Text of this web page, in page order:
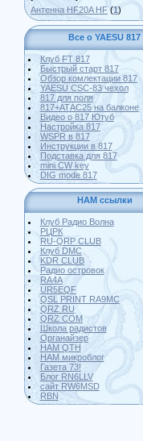
Антенна HF20A HF (1)
Все о YAESU 817
Клуб FT 817
Быстрый старт 817
Обзор комлектации 817
YAESU CSC-83 чехол
817 для поля
817+АТАС25 на балконе
Видео о 817 Ютуб
Настройка 817
WSPR в 817
Инструкции в 817
Подставка для 817
mini CW key
DIG mode 817
HAM ссылки
Клуб Радио Волна
РЦРК
RU-QRP CLUB
Клуб DMC
KDR CLUB
Радио островок
RA4A
UR5EQF
QSL PRINT RA9MC
QRZ RU
QRZ COM
Школа радистов
Органайзер
HAM QTH
HAM микроблог
Газета 73!
Блог RN6LLV
сайт RW6MSD
RBN